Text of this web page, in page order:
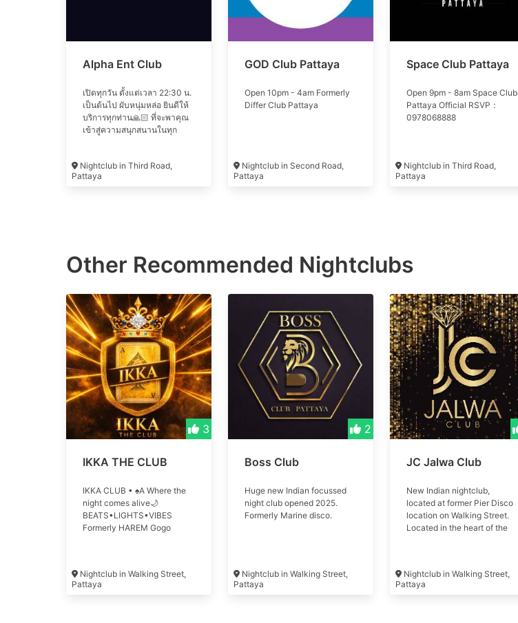
Alpha Ent Club
เปิดทุกวัน ตั้งแต่เวลา 22:30 น.
เป็นต้นไป ผับหนุ่มหล่อ ยินดีให้
บริการทุกท่าน🙏🏻 ที่จะพาคุณ
เข้าสู่ความสนุกสนานในทุก
ไตล์ 🍹 มีห้อง KTV สุดพรีเมี่ยม
รองรับ 🎤 พร้อมกับการบริการ
Nightclub in Third Road,
Pattaya
GOD Club Pattaya
Open 10pm - 4am Formerly
Differ Club Pattaya
Nightclub in Second Road,
Pattaya
Space Club Pattaya
Open 9pm - 8am Space Club
Pattaya Official RSVP：
0978068888
Nightclub in Third Road,
Pattaya
Other Recommended Nightclubs
3
IKKA THE CLUB
IKKA CLUB • ♠A Where the
night comes alive🌙
BEATS•LIGHTS•VIBES
Formerly HAREM Gogo
Nightclub in Walking Street,
Pattaya
2
Boss Club
Huge new Indian focussed
night club opened 2025.
Formerly Marine disco.
Nightclub in Walking Street,
Pattaya
JC Jalwa Club
New Indian nightclub,
located at former Pier Disco
location on Walking Street.
Located in the heart of the
extraordinary experience
waiting to be explored.
Nightclub in Walking Street,
Pattaya